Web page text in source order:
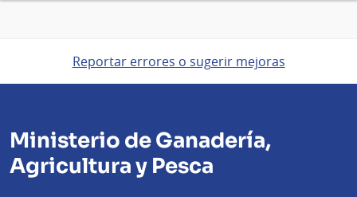
Reportar errores o sugerir mejoras
Ministerio de Ganadería,
Agricultura y Pesca